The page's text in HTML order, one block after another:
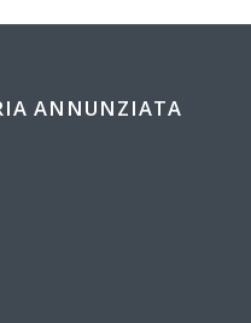
ANNUNZIATA